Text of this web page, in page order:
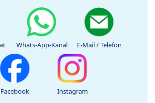
Whats-App-Kanal E-Mail / Telefon
Facebook Instagram